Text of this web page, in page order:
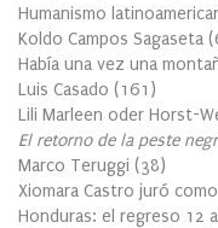
Humanismo
Koldo Campos Sagaseta (
Había una vez una
Luis Casado (161 )
Lili Marleen oder Horst-
El retorno de la peste
Marco Teruggi (38)
Xiomara Castro juró
Honduras: el regreso 12